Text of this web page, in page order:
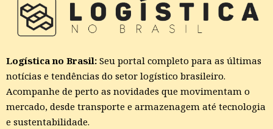
Logística no Brasil: Seu portal completo para as últimas
notícias e tendências do setor logístico brasileiro.
Acompanhe de perto as novidades que movimentam o
mercado, desde transporte e armazenagem até tecnologia
e sustentabilidade.